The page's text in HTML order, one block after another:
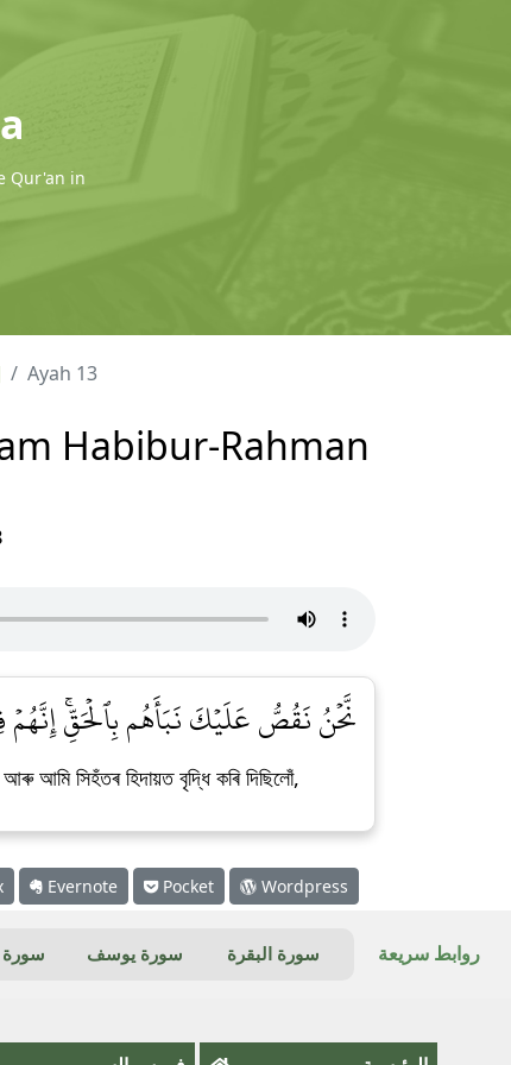
Qur'an in
Ayah 13
Habibur-Rahman
نَّحۡنُ نَقُصُّ عَلَيۡكَ نَبَأَهُم بِٱلۡحَقِّۚ إِنَّهُمۡ
আমি সিহঁতৰ হিদায়ত বৃদ্ধি কৰি দিছিলোঁ,
Evernote Pocket Wordpress
روابط سريعة سورة البقرة سورة يوسف سورة